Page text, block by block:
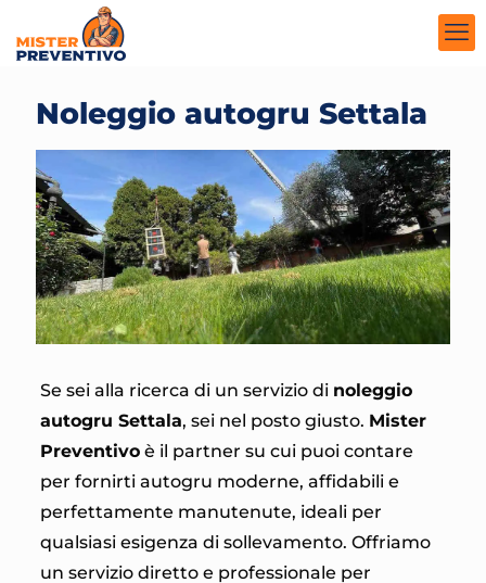
Noleggio autogru Settala
Se sei alla ricerca di un servizio di noleggio
autogru Settala, sei nel posto giusto. Mister
Preventivoè il partner su cui puoi contare
per fornirti autogru moderne, affidabili e
perfettamente manutenute, ideali per
qualsiasi esigenza di sollevamento. Offriamo
un servizio diretto e professionale per